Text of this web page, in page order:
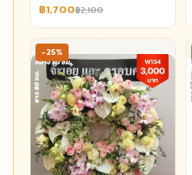
฿1,700฿2,100
-25%